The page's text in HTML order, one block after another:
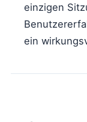
einzigen
ein